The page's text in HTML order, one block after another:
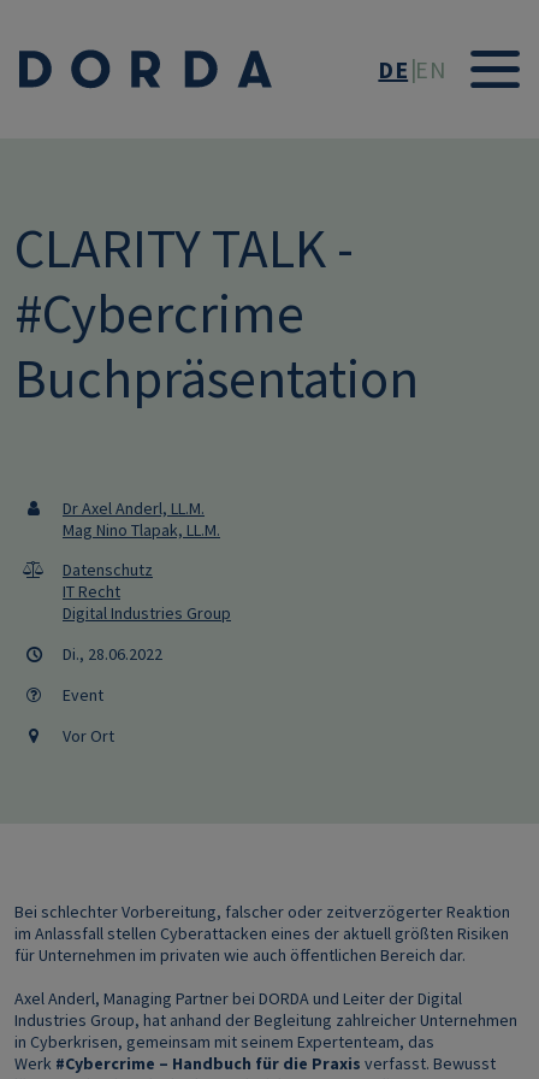
DE EN
CLARITY TALK -
#Cybercrime
Buchpräsentation
Dr Axel Anderl, LL.M.
Mag Nino Tlapak, LL.M.
Datenschutz
IT Recht
Digital Industries Group
Di., 28.06.2022
Event
Vor Ort
Bei schlechter Vorbereitung, falscher oder zeitverzögerter Reaktion
im Anlassfall stellen Cyberattacken eines der aktuell größten Risiken
für Unternehmen im privaten wie auch öffentlichen Bereich dar.
Axel Anderl, Managing Partner bei DORDA und Leiter der Digital
Industries Group, hat anhand der Begleitung zahlreicher Unternehmen
in Cyberkrisen, gemeinsam mit seinem Expertenteam, das
Werk #Cybercrime – Handbuch für die Praxis verfasst. Bewusst